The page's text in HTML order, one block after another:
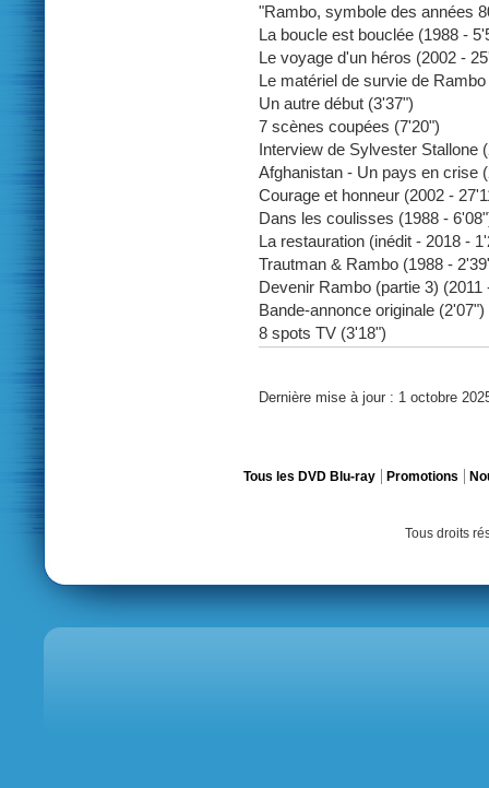
"Rambo, symbole des années
La boucle est bouclée (1988 -
Le voyage d'un héros (2002 -
Le matériel de survie de
Un autre début (3'37")
7 scènes coupées (7'20")
Interview de Sylvester Stallone
Afghanistan - Un pays en crise
Courage et honneur (2002 -
Dans les coulisses (1988 -
La restauration (inédit - 2018 -
Trautman & Rambo (1988 -
Devenir Rambo (partie 3) (2011
Bande-annonce originale (2'07")
8 spots TV (3'18")
Dernière mise à jour : 1 octobre
Tous les DVD Blu-ray Promotions
Tous droits